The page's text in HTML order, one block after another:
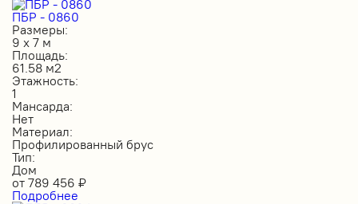
ПБР - 0860
Размеры:
9 х 7 м
Площадь:
61.58 м2
Этажность:
1
Мансарда:
Нет
Материал:
Профилированный брус
Тип:
Дом
от 789 456 ₽
Подробнее